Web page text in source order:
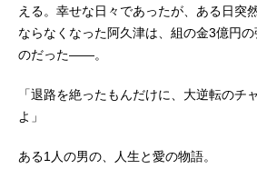
える。幸せな日々であったが、ある日突
ならなくなった阿久津は、組の金3億円
のだった――。
「退路を絶ったもんだけに、大逆転のチ
よ」
ある1人の男の、人生と愛の物語。